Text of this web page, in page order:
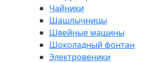
Чайники
Шашлычницы
Швейные машины
Шоколадный фонтан
Электровеники